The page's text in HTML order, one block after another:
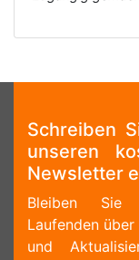
Schreiben
unseren
Newsletter
Bleiben
Laufenden
und